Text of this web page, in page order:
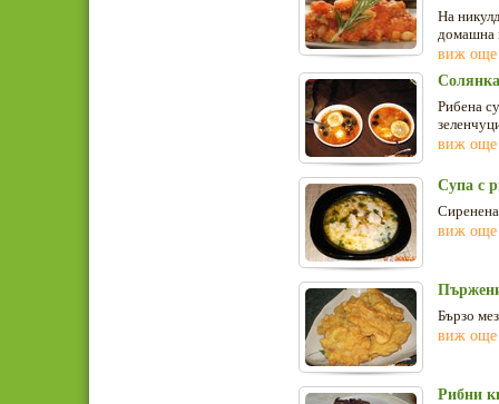
На
домашна
виж още
Рибена
виж още
Супа с
виж още
Бързо
виж още
Рибни